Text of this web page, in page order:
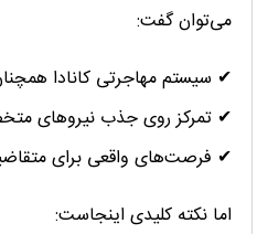
می‌توان گفت:
✔ سیستم مهاجرتی کانادا
✔ تمرکز روی جذب نیروهای
✔ فرصت‌های واقعی برای
اما نکته کلیدی اینجاست: